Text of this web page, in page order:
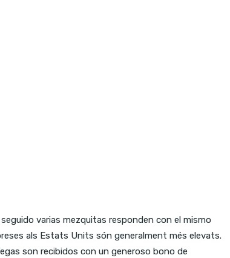
varias mezquitas responden con el mismo
als Estats Units són generalment més elevats.
son recibidos con un generoso bono de